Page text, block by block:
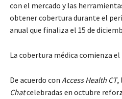
con el mercado y las
obtener cobertura durante el
anual que finaliza el 15 de
La cobertura médica comienza el
De acuerdo con Access Health CT,
Chatcelebradas en octubre